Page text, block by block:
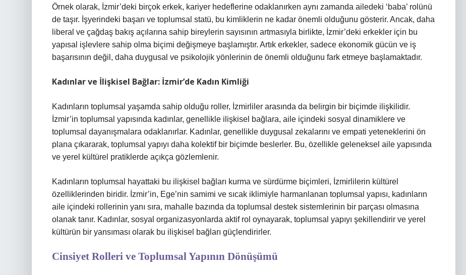
Örnek olarak, İzmir’deki birçok erkek, kariyer hedeflerine odaklanırken aynı zamanda ailedeki ‘baba’ rolünü
de taşır. İşyerindeki başarı ve toplumsal statü, bu kimliklerin ne kadar önemli olduğunu gösterir. Ancak, daha
liberal ve çağdaş bakış açılarına sahip bireylerin sayısının artmasıyla birlikte, İzmir’deki erkekler için bu
yapısal işlevlere sahip olma biçimi değişmeye başlamıştır. Artık erkekler, sadece ekonomik gücün ve iş
başarısının değil, daha duygusal ve psikolojik yönlerinin de önemli olduğunu fark etmeye başlamaktadır.
Kadınlar ve İlişkisel Bağlar: İzmir’de Kadın Kimliği
Kadınların toplumsal yaşamda sahip olduğu roller, İzmirliler arasında da belirgin bir biçimde ilişkilidir.
İzmir’in toplumsal yapısında kadınlar, genellikle ilişkisel bağlara, aile içindeki sosyal dinamiklere ve
toplumsal dayanışmalara odaklanırlar. Kadınlar, genellikle duygusal zekalarını ve empati yeteneklerini ön
plana çıkararak, toplumsal yapıyı daha kolektif bir biçimde beslerler. Bu, özellikle geleneksel aile yapısında
ve yerel kültürel pratiklerde açıkça gözlemlenir.
Kadınların toplumsal hayattaki bu ilişkisel bağları kurma ve sürdürme biçimleri, İzmirlilerin kültürel
özelliklerinden biridir. İzmir’in, Ege’nin samimi ve sıcak iklimiyle harmanlanan toplumsal yapısı, kadınların
aile içindeki rollerinin yanı sıra, mahalle bazında da toplumsal destek sistemlerinin bir parçası olmasına
olanak tanır. Kadınlar, sosyal organizasyonlarda aktif rol oynayarak, toplumsal yapıyı şekillendirir ve yerel
kültürün bir yansıması olarak bu ilişkisel bağları güçlendirirler.
Cinsiyet Rolleri ve Toplumsal Yapının Dönüşümü